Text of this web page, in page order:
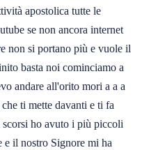
apostolica tutte le
se non ancora internet
non si portano più e vuole il
basta noi cominciamo a
andare all'orito mori a a a
ti mette davanti e ti fa
ho avuto i più piccoli
il nostro Signore mi ha